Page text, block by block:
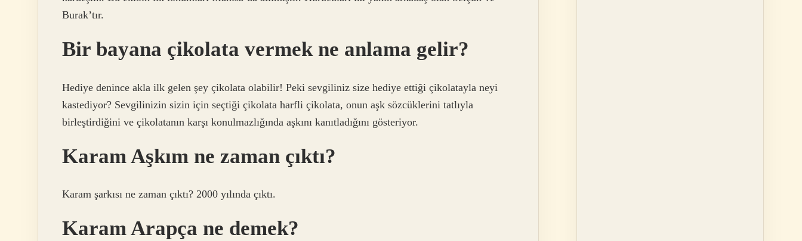
Burak’tır.
Bir bayana çikolata vermek ne anlama gelir?
Hediye denince akla ilk gelen şey çikolata olabilir! Peki sevgiliniz size hediye ettiği çikolatayla neyi
kastediyor? Sevgilinizin sizin için seçtiği çikolata harfli çikolata, onun aşk sözcüklerini tatlıyla
birleştirdiğini ve çikolatanın karşı konulmazlığında aşkını kanıtladığını gösteriyor.
Karam Aşkım ne zaman çıktı?
Karam şarkısı ne zaman çıktı? 2000 yılında çıktı.
Karam Arapça ne demek?